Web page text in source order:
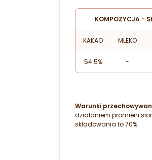
KOMPOZYCJA -
KAKAO MLEKO
54.5% -
Warunki
działaniem promieni
składowania to 70%.